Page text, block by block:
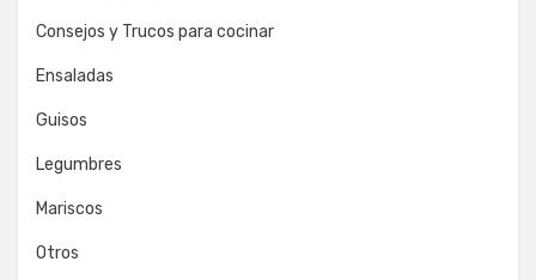
Consejos y Trucos para cocinar
Ensaladas
Guisos
Legumbres
Mariscos
Otros